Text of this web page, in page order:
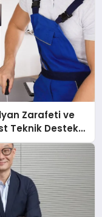
Zarafeti ve
Teknik Destek